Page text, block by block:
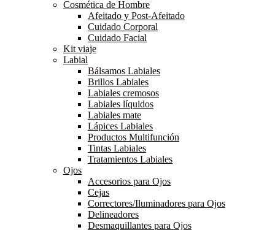
Cosmética de Hombre
Afeitado y Post-Afeitado
Cuidado Corporal
Cuidado Facial
Kit viaje
Labial
Bálsamos Labiales
Brillos Labiales
Labiales cremosos
Labiales líquidos
Labiales mate
Lápices Labiales
Productos Multifunción
Tintas Labiales
Tratamientos Labiales
Ojos
Accesorios para Ojos
Cejas
Correctores/Iluminadores para Ojos
Delineadores
Desmaquillantes para Ojos